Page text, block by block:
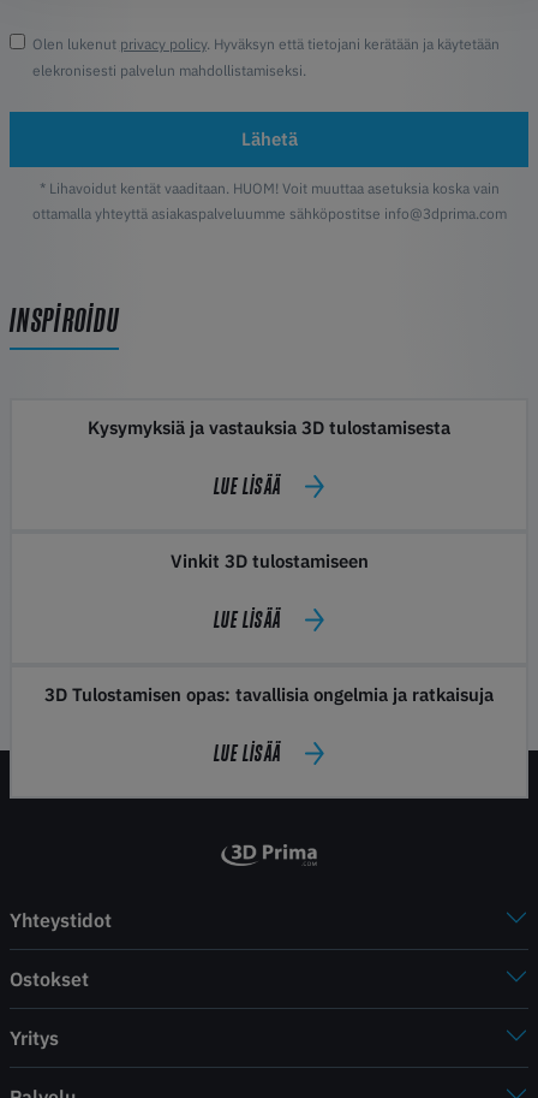
Olen lukenut privacy policy. Hyväksyn että tietojani kerätään ja käytetään
elekronisesti palvelun mahdollistamiseksi.
Lähetä
* Lihavoidut kentät vaaditaan. HUOM! Voit muuttaa asetuksia koska vain
ottamalla yhteyttä asiakaspalveluumme sähköpostitse info@3dprima.com
INSPIROIDU
Kysymyksiä ja vastauksia 3D tulostamisesta
LUE LISÄÄ
Vinkit 3D tulostamiseen
LUE LISÄÄ
3D Tulostamisen opas: tavallisia ongelmia ja ratkaisuja
LUE LISÄÄ
Yhteystidot
Ostokset
Yritys